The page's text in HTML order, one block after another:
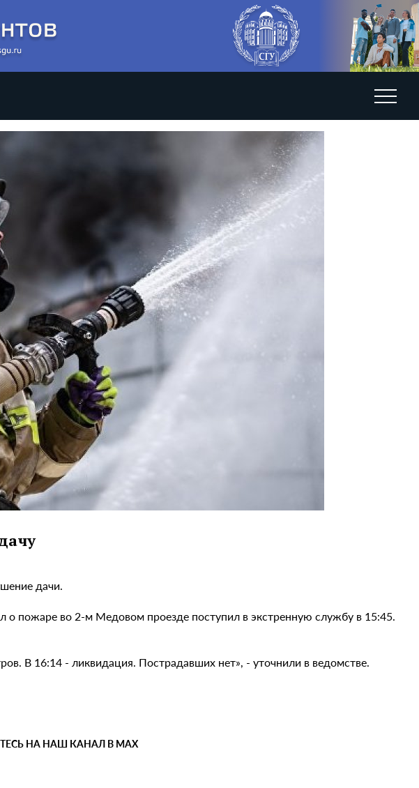
дачи.
пожаре во 2-м Медовом проезде поступил в экстренную службу в 15:45.
В 16:14 - ликвидация. Пострадавших нет», - уточнили в ведомстве.
НА НАШ КАНАЛ В MAX